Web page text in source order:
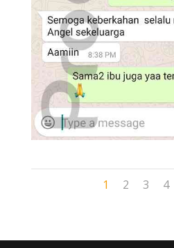
1 2 3 4